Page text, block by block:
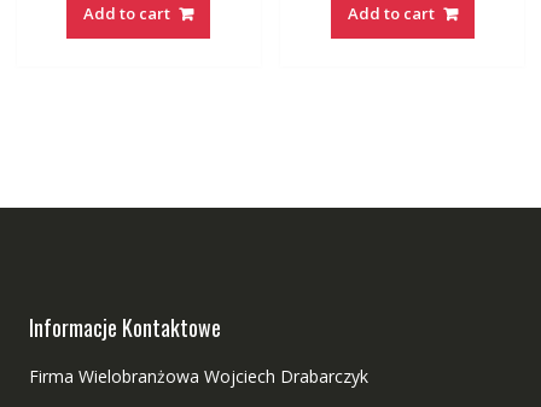
Add to cart Add to cart
Informacje Kontaktowe
Firma Wielobranżowa Wojciech Drabarczyk